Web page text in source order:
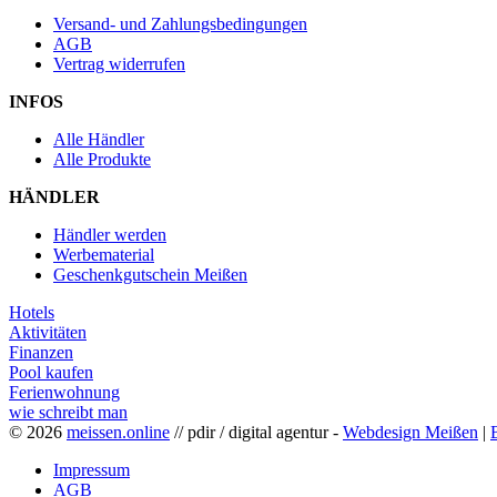
Versand- und Zahlungsbedingungen
AGB
Vertrag widerrufen
INFOS
Alle Händler
Alle Produkte
HÄNDLER
Händler werden
Werbematerial
Geschenkgutschein Meißen
Hotels
Aktivitäten
Finanzen
Pool kaufen
Ferienwohnung
wie schreibt man
© 2026 meissen.online // pdir / digital agentur - Webdesign Meißen |
Impressum
AGB